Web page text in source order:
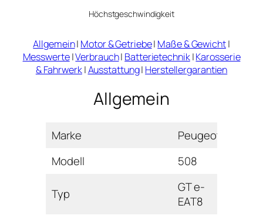
Höchstgeschwindigkeit
Allgemein| Motor & Getriebe| Maße & Gewicht|
Messwerte|Verbrauch| Batterietechnik|Karosserie
& Fahrwerk|Ausstattung| Herstellergarantien
Allgemein
Marke
Peugeot
Modell
508
Typ
GT e-
EAT8